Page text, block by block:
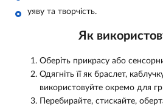
уяву та творчість.
Як
Оберіть прикрасу або
Одягніть її як браслет,
використовуйте окремо для
Перебирайте, стискайте,